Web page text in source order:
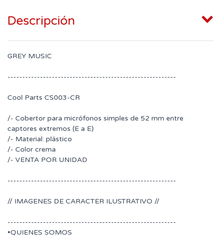
Descripción
GREY MUSIC
---------------------------------------------------------
Cool Parts CS003-CR
/- Cobertor para micrófonos simples de 52 mm entre
captores extremos (E a E)
/- Material: plástico
/- Color crema
/- VENTA POR UNIDAD
---------------------------------------------------------
// IMAGENES DE CARACTER ILUSTRATIVO //
---------------------------------------------------------
•QUIENES SOMOS